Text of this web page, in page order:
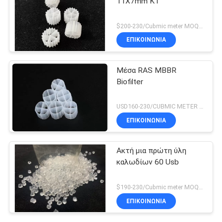
ΕΠΙΚΟΙΝΩΝΙΑ
Μέσα RAS MBBR
Biofilter
USD160-230/CUBMIC METER MOQ:1CubmicMeter
ΕΠΙΚΟΙΝΩΝΙΑ
Ακτή μια πρώτη ύλη
καλωδίων 60 Usb
$190-230/Cubmic meter MOQ:1CubmicMeter
ΕΠΙΚΟΙΝΩΝΙΑ